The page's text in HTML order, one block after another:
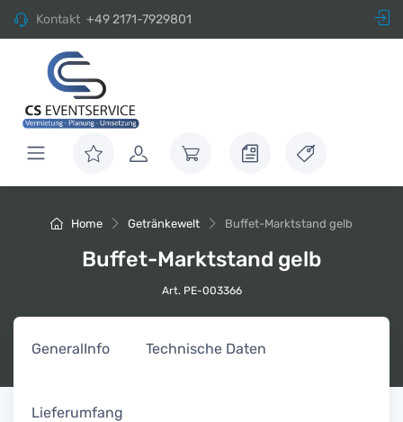
Kontakt +49 2171-7929801
Home Getränkewelt Buffet-Marktstand gelb
Buffet-Marktstand gelb
Art. PE-003366
GeneralInfo Technische Daten
Lieferumfang